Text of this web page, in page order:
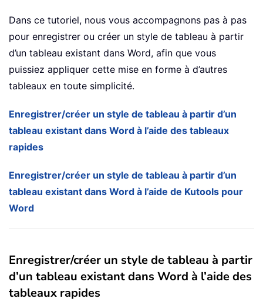
Dans ce tutoriel, nous vous accompagnons pas à pas
pour enregistrer ou créer un style de tableau à partir
d’un tableau existant dans Word, afin que vous
puissiez appliquer cette mise en forme à d’autres
tableaux en toute simplicité.
Enregistrer/créer un style de tableau à partir d’un
tableau existant dans Word à l’aide des tableaux
rapides
Enregistrer/créer un style de tableau à partir d’un
tableau existant dans Word à l’aide de Kutools pour
Word
Enregistrer/créer un style de tableau à partir
d’un tableau existant dans Word à l’aide des
tableaux rapides